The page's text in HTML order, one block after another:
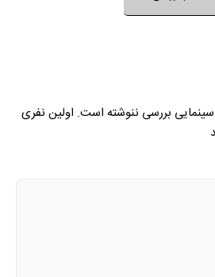
خود را ثبت کنید
بررسی ننوشته است. اولین نفری